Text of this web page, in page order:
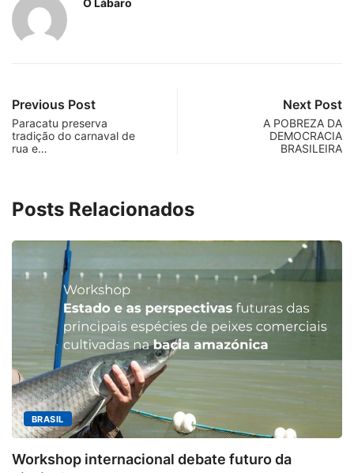
Previous Post
Paracatu preserva
tradição do carnaval de
rua e…
Next Post
A POBREZA DA
DEMOCRACIA
BRASILEIRA
Posts Relacionados
MINAS GERAIS
Aberto o credenciamento de imprensa